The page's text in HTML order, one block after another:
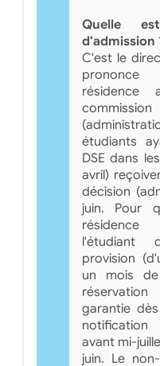
Quelle
d'admission
C'est le
résidence
étudiants
DSE dans
avril)
décision
juin. Pour
l'étudiant
provision
un mois
garantie
avant mi-
juin. Le